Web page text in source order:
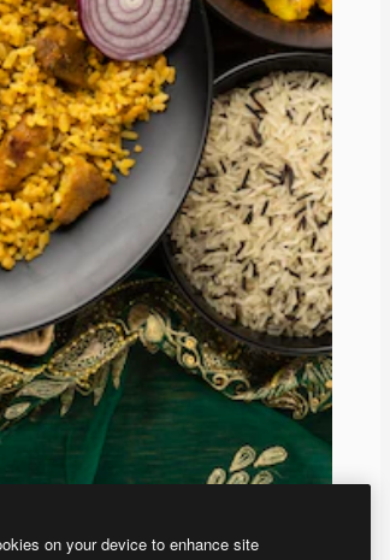
on your device to enhance site